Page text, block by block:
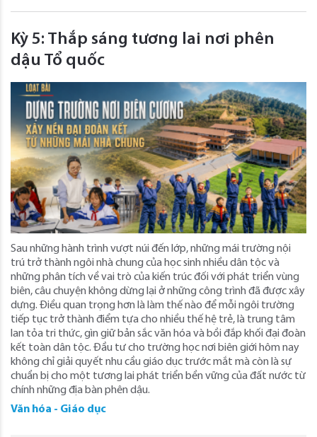
Kỳ 5: Thắp sáng tương lai nơi phên
dậu Tổ quốc
Sau những hành trình vượt núi đến lớp, những mái trường nội
trú trở thành ngôi nhà chung của học sinh nhiều dân tộc và
những phân tích về vai trò của kiến trúc đối với phát triển vùng
biên, câu chuyện không dừng lại ở những công trình đã được xây
dựng. Điều quan trọng hơn là làm thế nào để mỗi ngôi trường
tiếp tục trở thành điểm tựa cho nhiều thế hệ trẻ, là trung tâm
lan tỏa tri thức, gìn giữ bản sắc văn hóa và bồi đắp khối đại đoàn
kết toàn dân tộc. Đầu tư cho trường học nơi biên giới hôm nay
không chỉ giải quyết nhu cầu giáo dục trước mắt mà còn là sự
chuẩn bị cho một tương lai phát triển bền vững của đất nước từ
chính những địa bàn phên dậu.
Văn hóa - Giáo dục